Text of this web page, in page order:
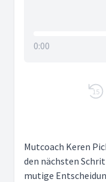
0:00
15
Mutcoach Keren
den nächsten
mutige